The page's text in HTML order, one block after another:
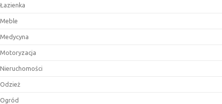
Łazienka
Meble
Medycyna
Motoryzacja
Nieruchomości
Odzież
Ogród